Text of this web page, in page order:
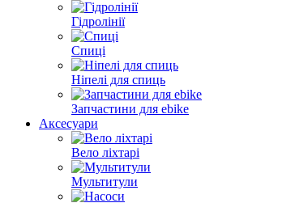
Гідролінії
Спиці
Ніпелі для спиць
Запчастини для ebike
Аксесуари
Вело ліхтарі
Мультитули